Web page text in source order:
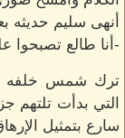
أنهى سليم حديثه
-أنا طالع تصبحوا
ترك شمس خلفه
التي بدأت تلتهم
سارع بتمثيل